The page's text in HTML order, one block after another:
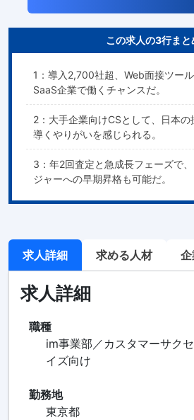
この求人の3行まと
1：導入2,700社超、Web面接ツー
SaaS企業で働くチャンスだ。
2：大手企業向けCSとして、日本の
導くやりがいを感じられる。
3：年2回査定と急成長フェーズで
ジャーへの早期昇格も可能だ。
求人詳細 求める人材
求人詳細
職種
im事業部／カスタマーサク
イズ向け
勤務地
東京都